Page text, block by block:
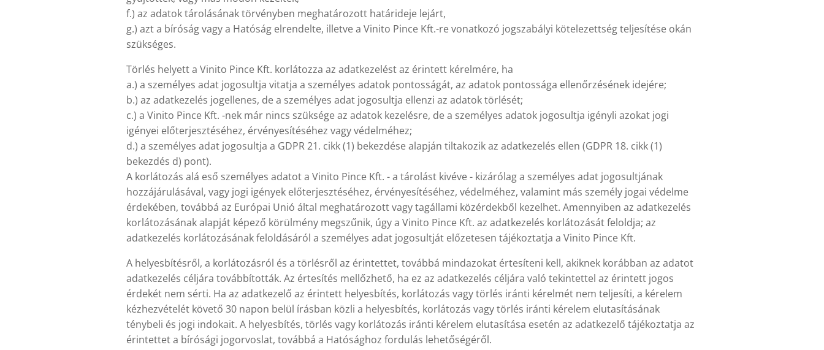
f.) az adatok tárolásának törvényben meghatározott határideje lejárt,
g.) azt a bíróság vagy a Hatóság elrendelte, illetve a Vinito Pince Kft.-re vonatkozó jogszabályi kötelezettség teljesítése okán
szükséges.
Törlés helyett a Vinito Pince Kft. korlátozza az adatkezelést az érintett kérelmére, ha
a.) a személyes adat jogosultja vitatja a személyes adatok pontosságát, az adatok pontossága ellenőrzésének idejére;
b.) az adatkezelés jogellenes, de a személyes adat jogosultja ellenzi az adatok törlését;
c.) a Vinito Pince Kft. -nek már nincs szüksége az adatok kezelésre, de a személyes adatok jogosultja igényli azokat jogi
igényei előterjesztéséhez, érvényesítéséhez vagy védelméhez;
d.) a személyes adat jogosultja a GDPR 21. cikk (1) bekezdése alapján tiltakozik az adatkezelés ellen (GDPR 18. cikk (1)
bekezdés d) pont).
A korlátozás alá eső személyes adatot a Vinito Pince Kft. - a tárolást kivéve - kizárólag a személyes adat jogosultjának
hozzájárulásával, vagy jogi igények előterjesztéséhez, érvényesítéséhez, védelméhez, valamint más személy jogai védelme
érdekében, továbbá az Európai Unió által meghatározott vagy tagállami közérdekből kezelhet. Amennyiben az adatkezelés
korlátozásának alapját képező körülmény megszűnik, úgy a Vinito Pince Kft. az adatkezelés korlátozását feloldja; az
adatkezelés korlátozásának feloldásáról a személyes adat jogosultját előzetesen tájékoztatja a Vinito Pince Kft.
A helyesbítésről, a korlátozásról és a törlésről az érintettet, továbbá mindazokat értesíteni kell, akiknek korábban az adatot
adatkezelés céljára továbbították. Az értesítés mellőzhető, ha ez az adatkezelés céljára való tekintettel az érintett jogos
érdekét nem sérti. Ha az adatkezelő az érintett helyesbítés, korlátozás vagy törlés iránti kérelmét nem teljesíti, a kérelem
kézhezvételét követő 30 napon belül írásban közli a helyesbítés, korlátozás vagy törlés iránti kérelem elutasításának
ténybeli és jogi indokait. A helyesbítés, törlés vagy korlátozás iránti kérelem elutasítása esetén az adatkezelő tájékoztatja az
érintettet a bírósági jogorvoslat, továbbá a Hatósághoz fordulás lehetőségéről.